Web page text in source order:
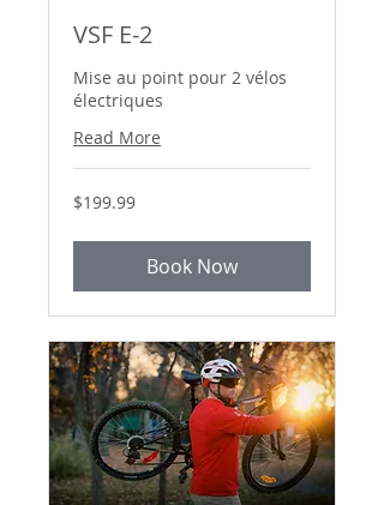
VSF E-2
Mise au point pour 2 vélos
électriques
Read More
199.99
Canadian
$199.99
Book Now